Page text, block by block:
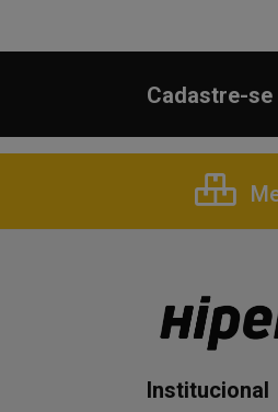
Cadastre-
Institucional